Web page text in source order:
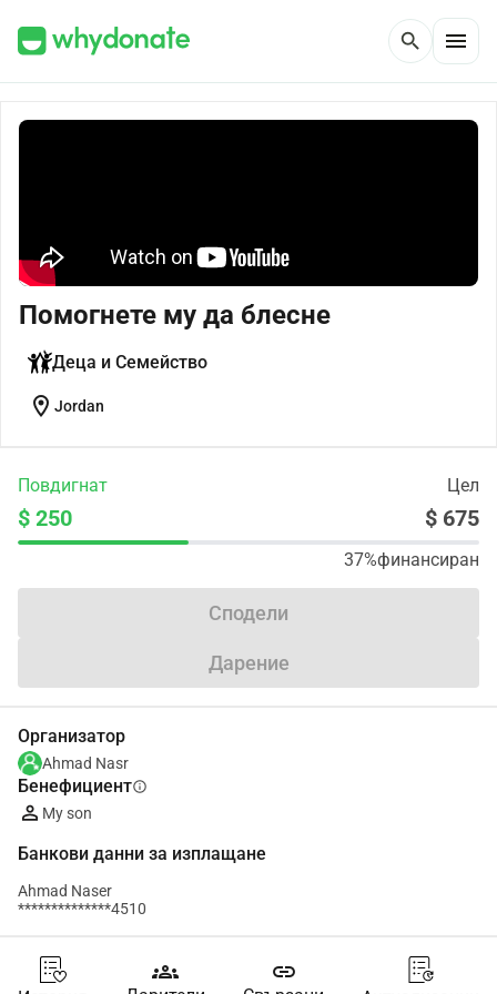
search menu
Помогнете му да блесне
Деца и Семейство
location_on Jordan
Повдигнат Цел
$ 250 $ 675
37%финансиран
Сподели
Дарение
Организатор
Ahmad Nasr
Бенефициентinfo
My son
Банкови данни за изплащане
Ahmad Naser
**************4510
groups link